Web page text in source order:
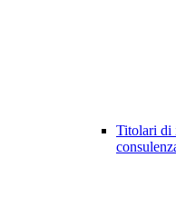
Titolari di